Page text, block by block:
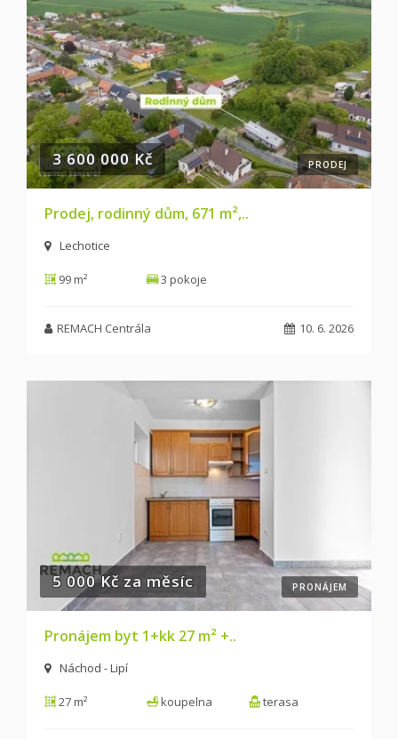
PRODEJ
3 600 000 Kč
Prodej, rodinný dům, 671 m²,..
Lechotice
99 m² 3 pokoje
REMACH Centrála 10. 6. 2026
PRONÁJEM
5 000 Kč za měsíc
Pronájem byt 1+kk 27 m² +..
Náchod - Lipí
27 m² koupelna terasa